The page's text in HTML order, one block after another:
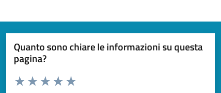
Quanto sono chiare le informazioni su questa
pagina?
Valuta da 1 a 5 stelle la pagina